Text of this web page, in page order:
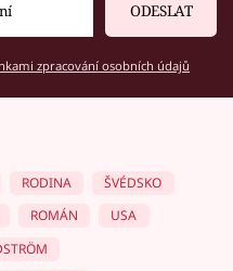
ODESLAT
zpracování osobních údajů
RODINA
ŠVÉDSKO
ROMÁN
USA